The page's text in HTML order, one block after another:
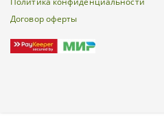
Договор оферты